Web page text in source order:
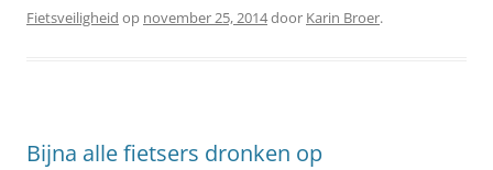
Fietsveiligheid op november 25, 2014door Karin Broer.
Bijna alle fietsers dronken op